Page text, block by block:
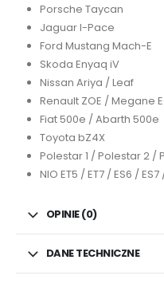
Porsche Taycan
Jaguar I-Pace
Ford Mustang Mach-E
Skoda Enyaq iV
Nissan Ariya / Leaf
Renault ZOE / Megane
Fiat 500e / Abarth 500e
Toyota bZ4X
Polestar 1 / Polestar 2 /
NIO ET5 / ET7 / ES6 /
OPINIE (0)
DANE TECHNICZNE